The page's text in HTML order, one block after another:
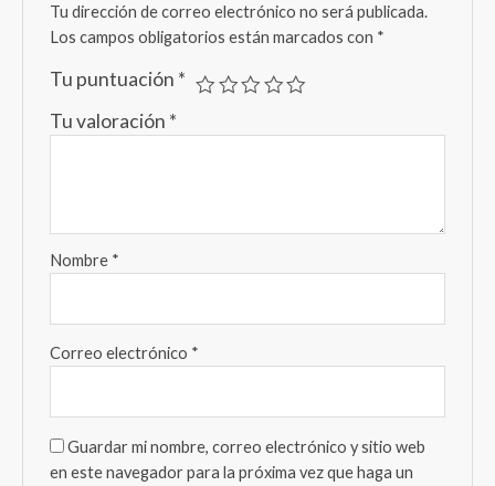
Tu dirección de correo electrónico no será publicada.
Los campos obligatorios están marcados con *
Tu puntuación *
Tu valoración *
Nombre *
Correo electrónico *
Guardar mi nombre, correo electrónico y sitio web
en este navegador para la próxima vez que haga un